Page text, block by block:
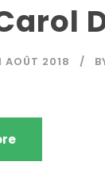
AOÛT 2018